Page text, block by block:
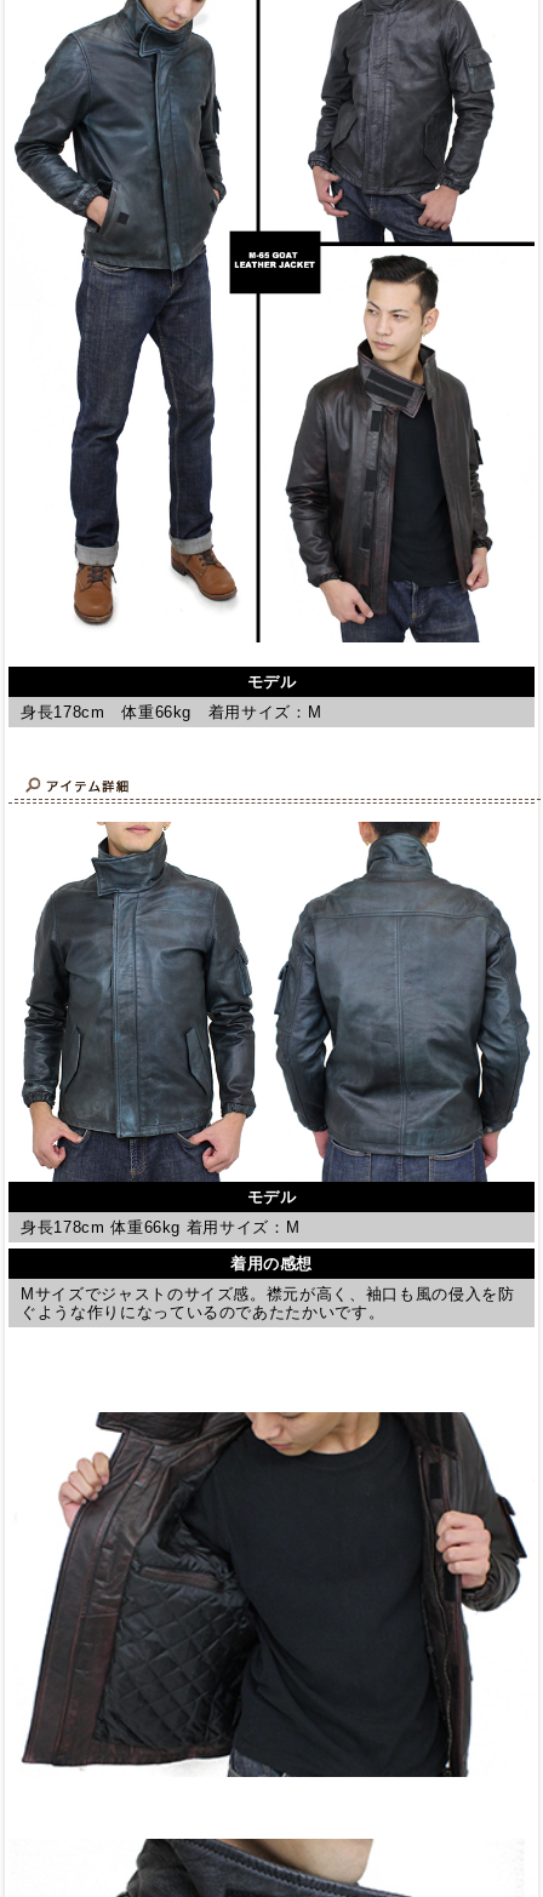
モデル
身長178cm 体重66kg 着用サイズ：M
モデル
身長178cm 体重66kg 着用サイズ：M
着用の感想
Mサイズでジャストのサイズ感。襟元が高く、袖口も風の侵入を防
ぐような作りになっているのであたたかいです。